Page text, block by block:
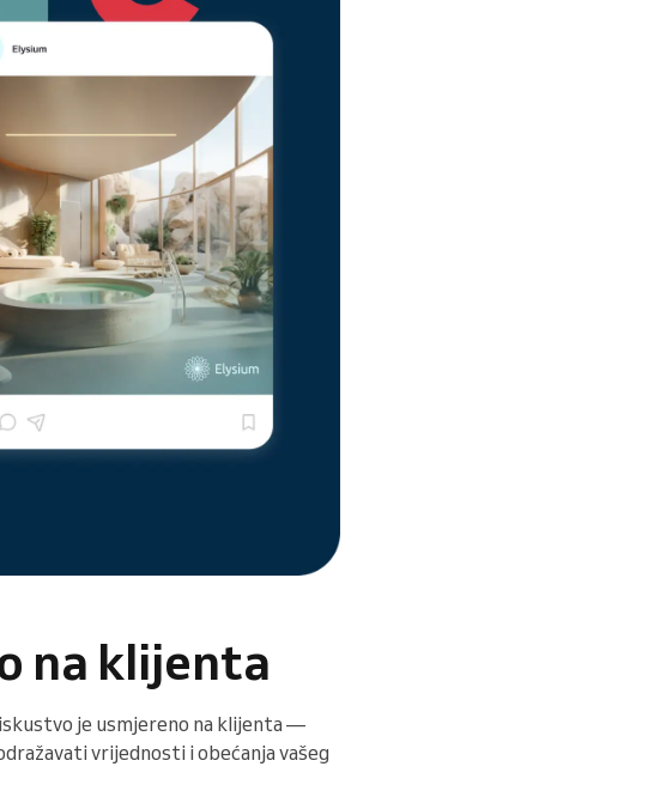
na klijenta
je usmjereno na klijenta —
vrijednosti i obećanja vašeg